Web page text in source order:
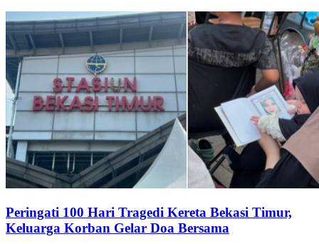
Peringati 100 Hari Tragedi Kereta Bekasi Timur,
Keluarga Korban Gelar Doa Bersama